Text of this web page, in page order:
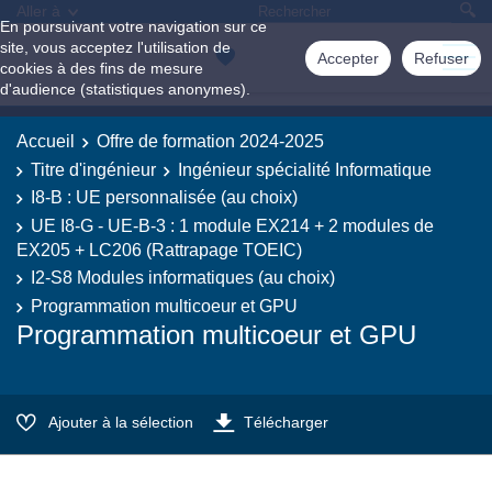
En poursuivant votre navigation sur ce
site, vous acceptez l'utilisation de
cookies à des fins de mesure
d'audience (statistiques anonymes).
Accepter Refuser
Aller à
Accueil
Offre de formation 2024-2025
Titre d'ingénieur
Ingénieur spécialité Informatique
I8-B : UE personnalisée (au choix)
UE I8-G - UE-B-3 : 1 module EX214 + 2 modules de
EX205 + LC206 (Rattrapage TOEIC)
I2-S8 Modules informatiques (au choix)
Programmation multicoeur et GPU
Programmation multicoeur et GPU
Ajouter à la sélection Télécharger